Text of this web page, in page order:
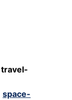
travel-
space-